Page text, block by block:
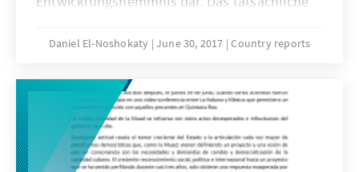
schwer, da oft nur die wirklich
gelangen. Einen Gradmesser liefert der
Ländervergleich von Transparency
International, welcher Tansania wiederholt
als eines der korruptesten Länder weltweit
einordnet.
Daniel El-Noshokaty June 30, 2017 Country reports